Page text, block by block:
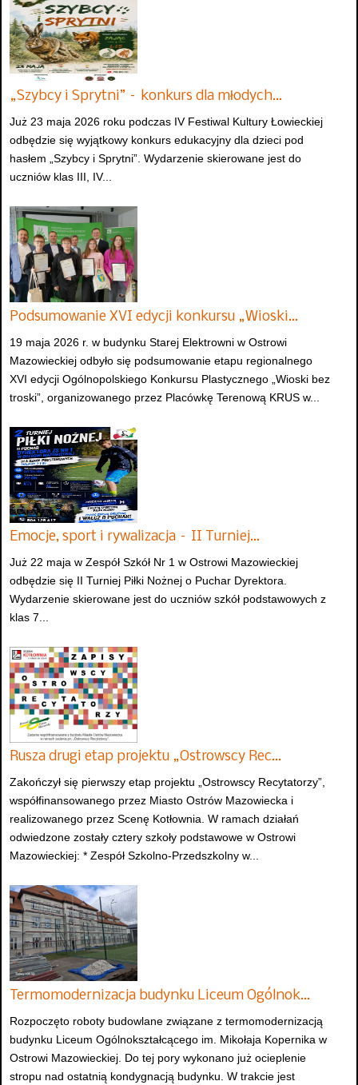
„Szybcy i Sprytni” – konkurs dla młodych…
Już 23 maja 2026 roku podczas IV Festiwal Kultury Łowieckiej
odbędzie się wyjątkowy konkurs edukacyjny dla dzieci pod
hasłem „Szybcy i Sprytni”. Wydarzenie skierowane jest do
uczniów klas III, IV...
Podsumowanie XVI edycji konkursu „Wioski…
19 maja 2026 r. w budynku Starej Elektrowni w Ostrowi
Mazowieckiej odbyło się podsumowanie etapu regionalnego
XVI edycji Ogólnopolskiego Konkursu Plastycznego „Wioski bez
troski”, organizowanego przez Placówkę Terenową KRUS w...
Emocje, sport i rywalizacja – II Turniej…
Już 22 maja w Zespół Szkół Nr 1 w Ostrowi Mazowieckiej
odbędzie się II Turniej Piłki Nożnej o Puchar Dyrektora.
Wydarzenie skierowane jest do uczniów szkół podstawowych z
klas 7...
Rusza drugi etap projektu „Ostrowscy Rec…
Zakończył się pierwszy etap projektu „Ostrowscy Recytatorzy”,
współfinansowanego przez Miasto Ostrów Mazowiecka i
realizowanego przez Scenę Kotłownia. W ramach działań
odwiedzone zostały cztery szkoły podstawowe w Ostrowi
Mazowieckiej: * Zespół Szkolno-Przedszkolny w...
Termomodernizacja budynku Liceum Ogólnok…
Rozpoczęto roboty budowlane związane z termomodernizacją
budynku Liceum Ogólnokształcącego im. Mikołaja Kopernika w
Ostrowi Mazowieckiej. Do tej pory wykonano już ocieplenie
stropu nad ostatnią kondygnacją budynku. W trakcie jest